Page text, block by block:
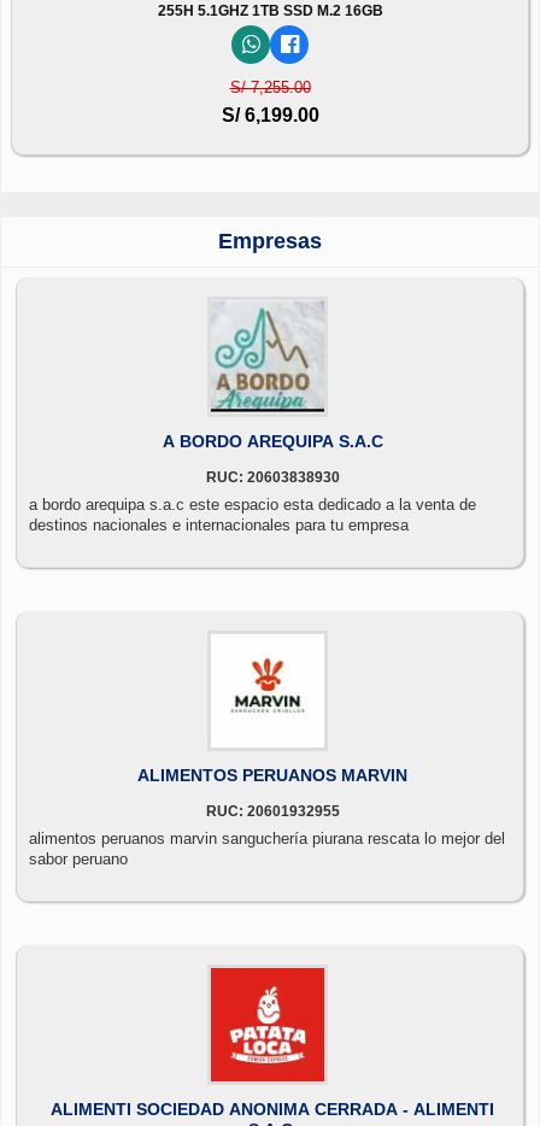
255H 5.1GHZ 1TB SSD M.2 16GB
S/ 7,255.00
S/ 6,199.00
Empresas
A BORDO AREQUIPA S.A.C
RUC: 20603838930
a bordo arequipa s.a.c este espacio esta dedicado a la venta de
destinos nacionales e internacionales para tu empresa
ALIMENTOS PERUANOS MARVIN
RUC: 20601932955
alimentos peruanos marvin sanguchería piurana rescata lo mejor del
sabor peruano
ALIMENTI SOCIEDAD ANONIMA CERRADA - ALIMENTI